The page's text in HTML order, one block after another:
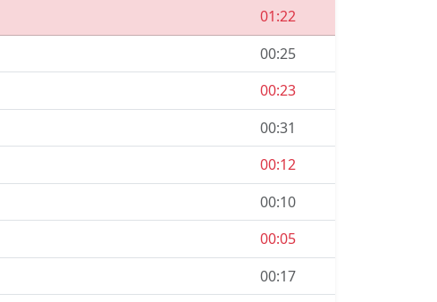
01:22
00:25
00:23
00:31
00:12
00:10
00:05
00:17